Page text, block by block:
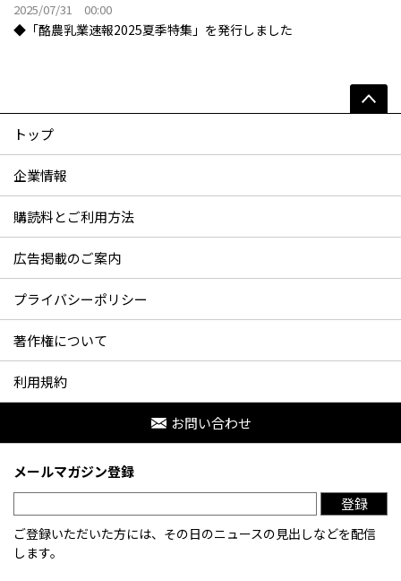
2025/07/31 00:00
◆「酪農乳業速報2025夏季特集」を発行しました
トップ
企業情報
購読料とご利用方法
広告掲載のご案内
プライバシーポリシー
著作権について
利用規約
お問い合わせ
メールマガジン登録
登録
ご登録いただいた方には、その日のニュースの見出しなどを配信
します。